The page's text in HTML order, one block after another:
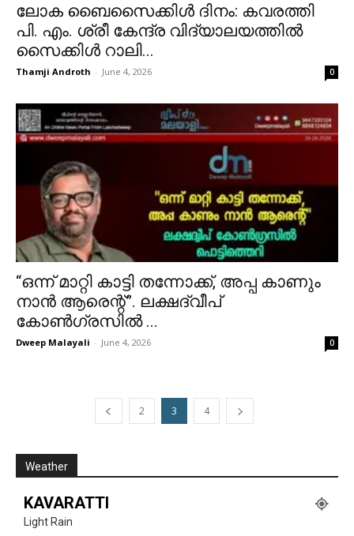
ലോക ബൈസൈക്കിൾ ദിനം: കവരത്തി
പി. എം. ശ്രീ കേന്ദ്ര വിദ്യാലയത്തിൽ
സൈക്കിൾ റാലി...
Thamji Androth - June 4, 2026 0
“ഒന്ന് മാറ്റി കാട്ടി തന്നോക്ക്, അപ്പ കാണും
നാൻ ആരെന്റ്”. ലക്ഷദ്വീപ്
കോൺഗ്രസിൽ ...
Dweep Malayali - June 4, 2026 0
2 3 4
Weather
KAVARATTI
Light Rain